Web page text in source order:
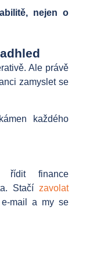
nejen o
Ale právě
zamyslet se
každého
řídit finance
Stačí zavolat
mail a my se